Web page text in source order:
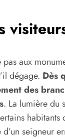
aux
dégage. Dès
des
. La lumière du
seigneur